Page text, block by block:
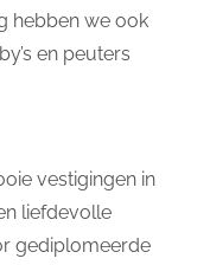
hebben we ook
en peuters
vestigingen in
liefdevolle
gediplomeerde